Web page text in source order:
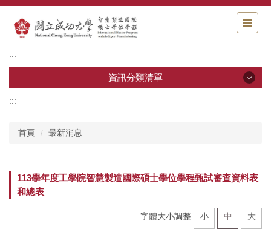
跳
內
塊
:::
資訊分類清單
最新消息
課程與師資
:::
首頁 最新消息
113學年度工學院智慧製造國際碩士學位學程甄試審查資料表
和總表
字體大小調整 小 中 大